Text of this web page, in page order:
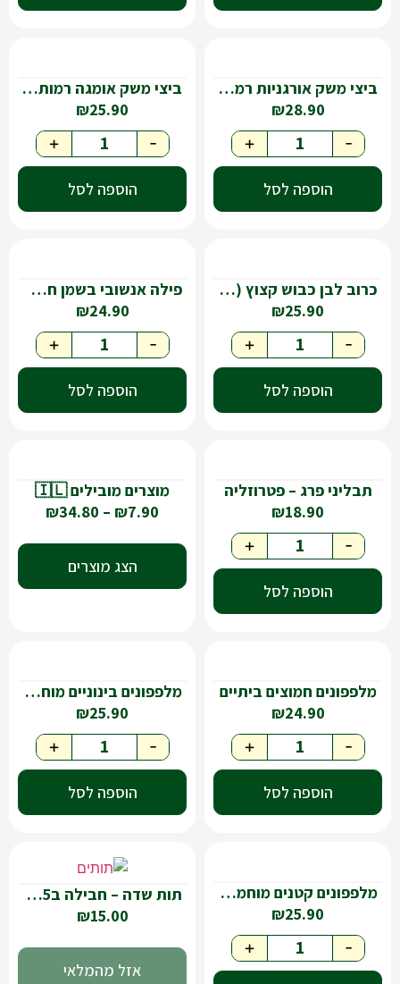
ביצי משק אורגניות רמות השבים
₪28.90
-
+
הוספה לסל
ביצי משק אומגה רמות השבים חלמון כתום🇮🇱
₪25.90
-
+
הוספה לסל
כרוב לבן כבוש קצוץ (שוקרוט)- 860גר
₪25.90
-
+
הוספה לסל
פילה אנשובי בשמן חמניות-75גר
₪24.90
-
+
הוספה לסל
תבליני פרג – פטרוזליה
₪18.90
-
+
הוספה לסל
מוצרים מובילים 🇮🇱
₪7.90
–
₪34.80
הצג מוצרים
מלפפונים חמוצים ביתיים
₪24.90
-
+
הוספה לסל
מלפפונים בינוניים מוחמצים בטעם חמוץ מתוק-490גר
₪25.90
-
+
הוספה לסל
מלפפונים קטנים מוחמצים בטעם חמוץ מתוק-430גר
₪25.90
-
+
תות שדה – חבילה ב15 שח
₪15.00